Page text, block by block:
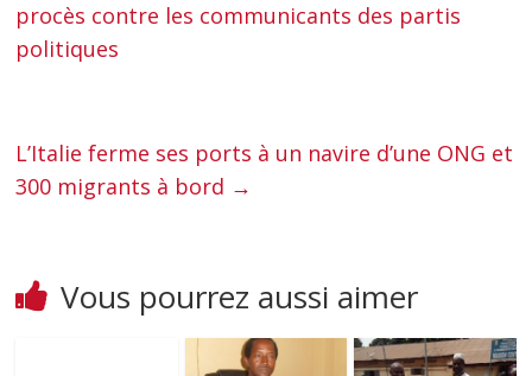
procès contre les communicants des partis
politiques
L’Italie ferme ses ports à un navire d’une ONG et
300 migrants à bord →
Vous pourrez aussi aimer